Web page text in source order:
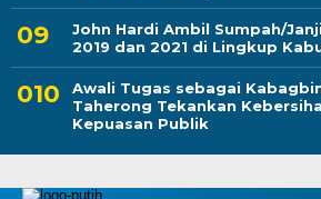
John Hardi Ambil Sumpah/
2019 dan 2021 di Lingkup
Awali Tugas sebagai
Taherong Tekankan
Kepuasan Publik